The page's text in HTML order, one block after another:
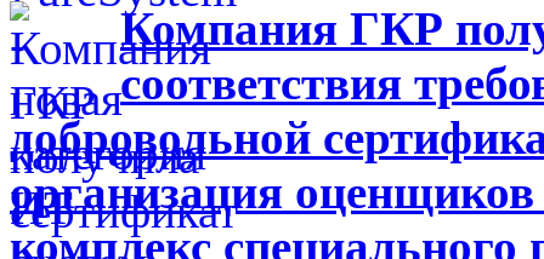
Компания ГКР
соответствия
добровольной
организация
комплекс специального